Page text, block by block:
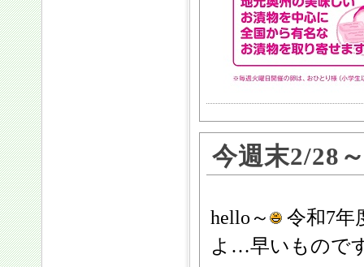
今週末2/28
hello～
令和7年
よ…早いもので